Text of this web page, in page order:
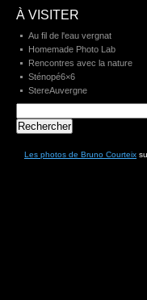
À VISITER
Au fil de l'eau vergnat
Homemade Photo Lab
Rencontres avec la nature
Sténopé6×6
StereAuvergne
Les photos de Bruno Courteix